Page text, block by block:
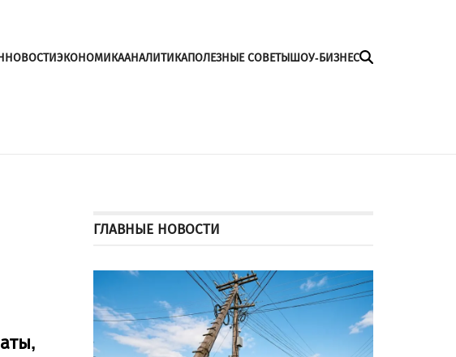
НОВОСТИЭКОНОМИКААНАЛИТИКАПОЛЕЗНЫЕ СОВЕТЫШОУ-БИЗНЕС
ГЛАВНЫЕ НОВОСТИ